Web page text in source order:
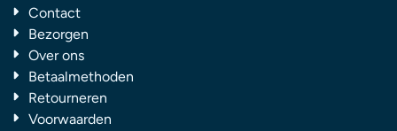
Contact
Bezorgen
Over ons
Betaalmethoden
Retourneren
Voorwaarden